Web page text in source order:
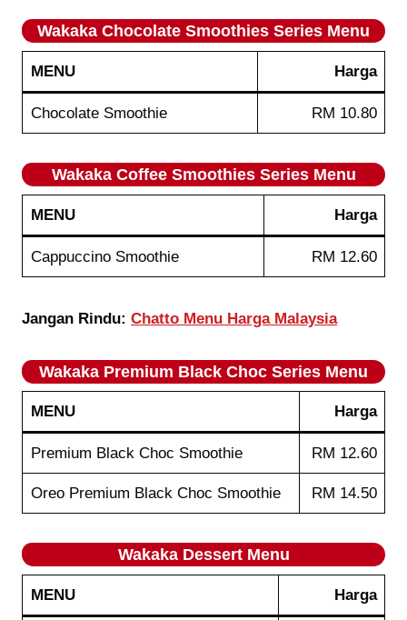
Wakaka Chocolate Smoothies Series Menu
MENU Harga
Chocolate Smoothie RM 10.80
Wakaka Coffee Smoothies Series Menu
MENU Harga
Cappuccino Smoothie RM 12.60
Jangan Rindu: Chatto Menu Harga Malaysia
Wakaka Premium Black Choc Series Menu
MENU Harga
Premium Black Choc Smoothie RM 12.60
Oreo Premium Black Choc Smoothie RM 14.50
Wakaka Dessert Menu
MENU Harga